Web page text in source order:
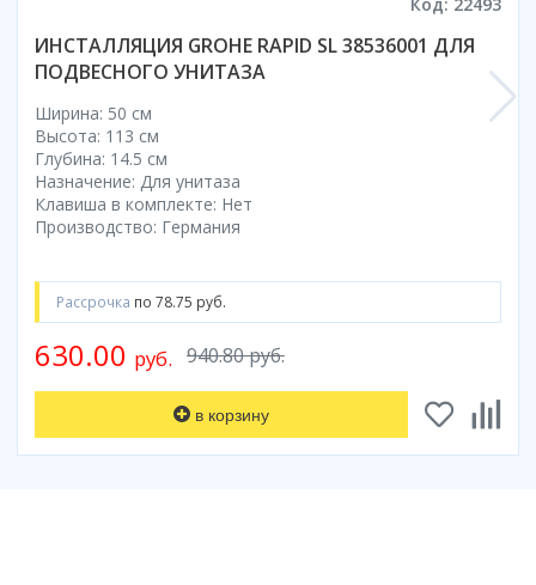
ИНСТАЛЛЯЦИЯ GROHE RAPID SL 38536001 ДЛЯ
ПОДВЕСНОГО УНИТАЗА
Ширина: 50 см
Высота: 113 см
Глубина: 14.5 см
Назначение: Для унитаза
Клавиша в комплекте: Нет
Производство: Германия
Рассрочка по 78.75 руб.
940.80 руб.
630.00 руб.
в корзину